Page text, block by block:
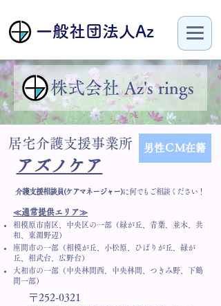
​一般社団法人Az
​株式会社 Az's rings
今すぐ注文
居宅介護支援事業所
アズノケア
男性ＣＭ在籍
介護支援相談員(ケアマネージャー)に何でもご相談ください！
≪通常提供エリア≫
相模原市南区、中央区の一部（緑が丘、青葉、並木、共
和、東淵野辺）
座間市の一部（相模が丘、小松原、ひばりが丘
緑が
丘、相武台、広野台）
大和市の一部（中央林間西、 中央林間、つきみ野、下鶴
間一部）
〒252-0321